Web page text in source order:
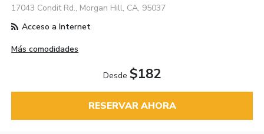
17043 Condit Rd., Morgan Hill, CA, 95037
Acceso a Internet
Más comodidades
Desde $182
RESERVAR AHORA